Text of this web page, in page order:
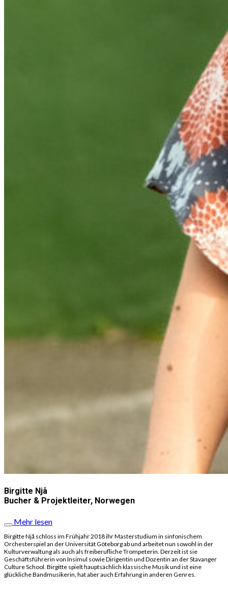
Birgitte Njå
Bucher & Projektleiter, Norwegen
Mehr lesen
Birgitte Njå schloss im Frühjahr 2018 ihr Masterstudium in sinfonischem
Orchesterspiel an der Universität Göteborg ab und arbeitet nun sowohl in der
Kulturverwaltung als auch als freiberufliche Trompeterin. Derzeit ist sie
Geschäftsführerin von Insimul sowie Dirigentin und Dozentin an der Stavanger
Culture School. Birgitte spielt hauptsächlich klassische Musik und ist eine
glückliche Bandmusikerin, hat aber auch Erfahrung in anderen Genres.